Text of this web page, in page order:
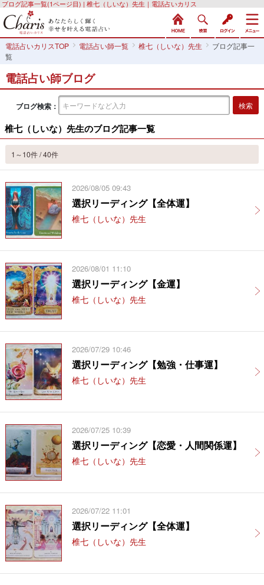
ブログ記事一覧(1ページ目) | 椎七（しいな）先生｜電話占いカリス
電話占いカリスTOP 電話占い師一覧 椎七（しいな）先生
ブログ記事一
覧
電話占い師ブログ
ブログ検索：
椎七（しいな）先生のブログ記事一覧
1～10件 / 40件
2026/08/05 09:43
選択リーディング【全体運】
椎七（しいな）先生
2026/08/01 11:10
選択リーディング【金運】
椎七（しいな）先生
2026/07/29 10:46
選択リーディング【勉強・仕事運】
椎七（しいな）先生
2026/07/25 10:39
選択リーディング【恋愛・人間関係運】
椎七（しいな）先生
2026/07/22 11:01
選択リーディング【全体運】
椎七（しいな）先生